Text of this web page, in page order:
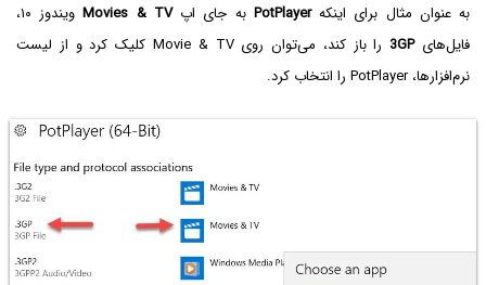
به عنوان مثال برای اینکهPotPlayer به جای اپ Movies & TV‌
ویندوز ۱۰،
فایل‌های3GP‌
را باز کند، می‌توان روی Movie & TV کلیک کرد و از لیست
نرم‌افزارها، PotPlayer را انتخاب کرد.